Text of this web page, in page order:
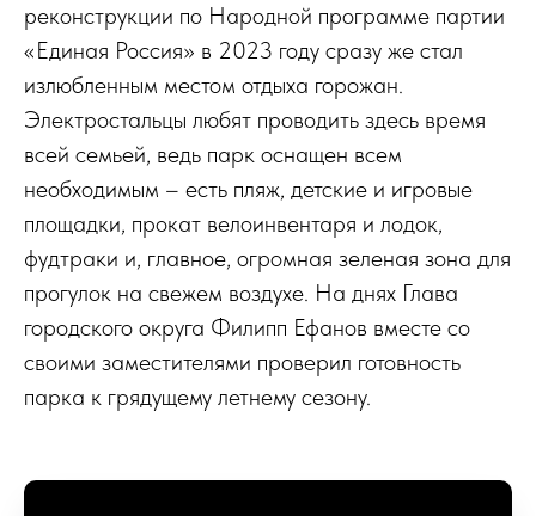
реконструкции по Народной программе партии
«Единая Россия» в 2023 году сразу же стал
излюбленным местом отдыха горожан.
Электростальцы любят проводить здесь время
всей семьей, ведь парк оснащен всем
необходимым – есть пляж, детские и игровые
площадки, прокат велоинвентаря и лодок,
фудтраки и, главное, огромная зеленая зона для
прогулок на свежем воздухе. На днях Глава
городского округа Филипп Ефанов вместе со
своими заместителями проверил готовность
парка к грядущему летнему сезону.